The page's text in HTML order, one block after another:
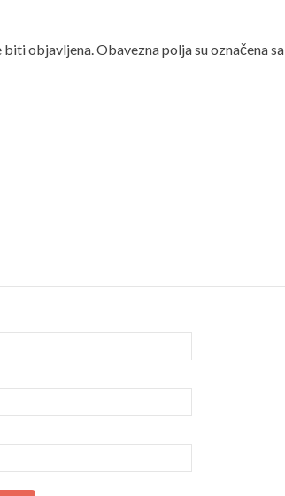
biti objavljena.Obavezna polja su označena sa